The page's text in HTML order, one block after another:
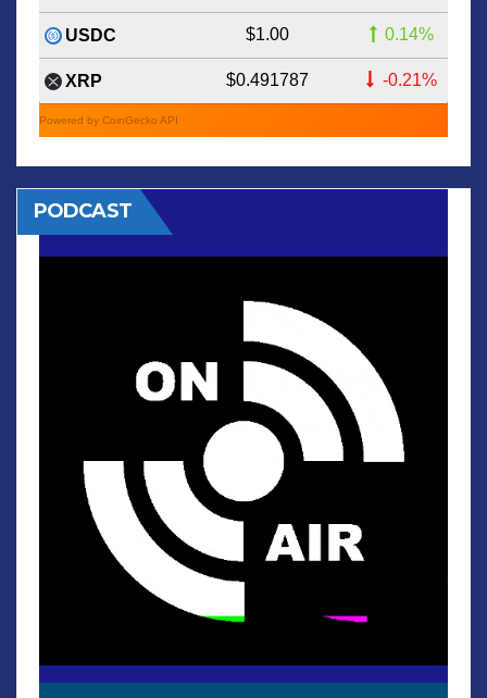
USDC $1.00 0.14%
XRP $0.491787 -0.21%
Powered by CoinGecko API
PODCAST